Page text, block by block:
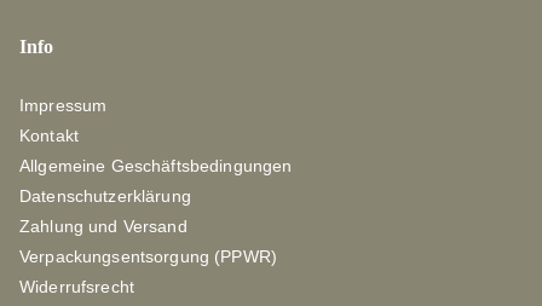
Info
Impressum
Kontakt
Allgemeine Geschäftsbedingungen
Datenschutzerklärung
Zahlung und Versand
Verpackungsentsorgung (PPWR)
Widerrufsrecht